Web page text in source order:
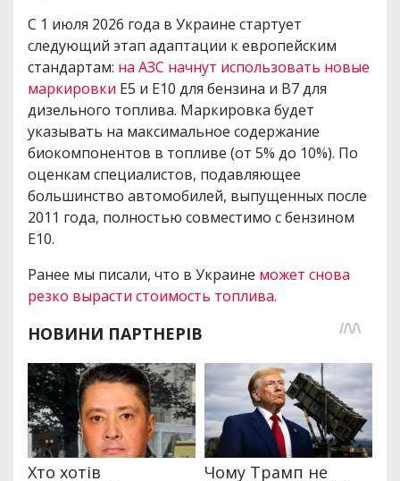
С 1 июля 2026 года в Украине стартует
следующий этап адаптации к европейским
стандартам: на АЗС начнут использовать новые
маркировки Е5 и Е10 для бензина и B7 для
дизельного топлива. Маркировка будет
указывать на максимальное содержание
биокомпонентов в топливе (от 5% до 10%). По
оценкам специалистов, подавляющее
большинство автомобилей, выпущенных после
2011 года, полностью совместимо с бензином
Е10.
Ранее мы писали, что в Украине может снова
резко вырасти стоимость топлива.